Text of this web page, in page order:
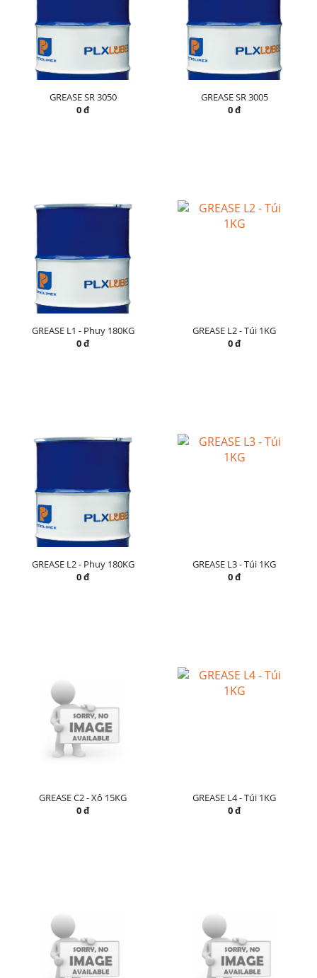
GREASE SR 3050
0 đ
GREASE SR 3005
0 đ
GREASE L1 - Phuy 180KG
0 đ
GREASE L2 - Túi 1KG
0 đ
GREASE L2 - Phuy 180KG
0 đ
GREASE L3 - Túi 1KG
0 đ
GREASE C2 - Xô 15KG
0 đ
GREASE L4 - Túi 1KG
0 đ